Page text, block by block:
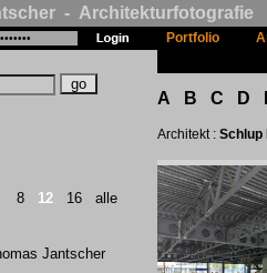
- Architekturfotografie
8 12 16
alle
Jantscher
Portfolio
A B C D
Architekt : Schlup